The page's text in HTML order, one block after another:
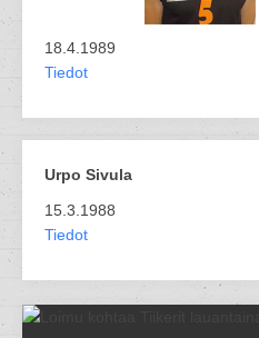
18.4.1989
Tiedot
Urpo Sivula
15.3.1988
Tiedot